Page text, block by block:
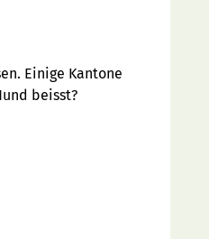
Einige Kantone
beisst?